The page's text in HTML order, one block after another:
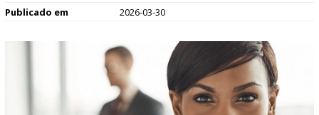
Publicado em
2026-03-30